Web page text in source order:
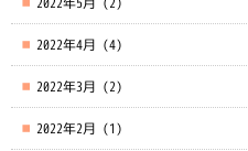
2022年4月 (4)
2022年3月 (2)
2022年2月 (1)